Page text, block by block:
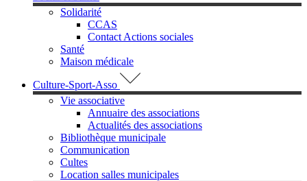
Solidarité
CCAS
Contact Actions sociales
Santé
Maison médicale
Culture-Sport-Asso
Vie associative
Annuaire des associations
Actualités des associations
Bibliothèque municipale
Communication
Cultes
Location salles municipales